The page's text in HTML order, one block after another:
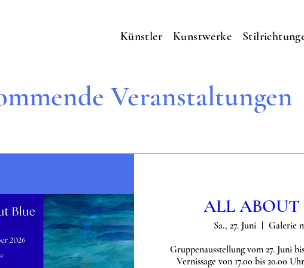
Künstler Kunstwerke
Veranstaltungen
ALL ABOUT
Sa., 27. Juni
Galerie
Gruppenausstellung vom 27. Juni
Vernissage von 17.00 bis 20.00